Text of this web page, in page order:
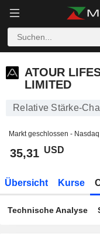
ATOUR
LIMITED
Relative Stärke-
Markt geschlossen - Nasdaq
35,31 USD
Übersicht Kurse
Technische Analyse